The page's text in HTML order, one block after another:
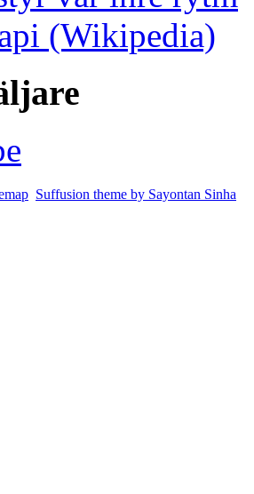
(Wikipedia)
Suffusion theme by Sayontan Sinha